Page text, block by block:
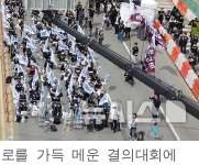
를 가득 메운 결의대회에